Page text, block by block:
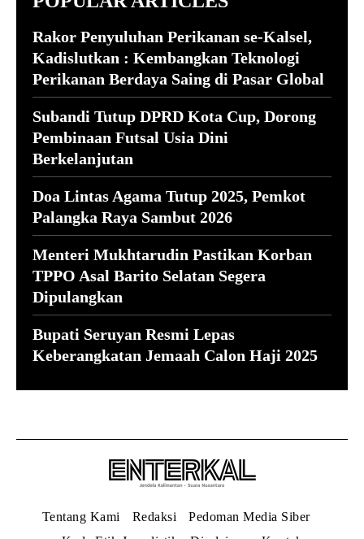
Rakor Penyuluhan Perikanan se-Kalsel,
Kadislutkan : Kembangkan Teknologi
Perikanan Berdaya Saing di Pasar Global
Subandi Tutup DPRD Kota Cup, Dorong
Pembinaan Futsal Usia Dini
Berkelanjutan
Doa Lintas Agama Tutup 2025, Pemkot
Palangka Raya Sambut 2026
Menteri Mukhtarudin Pastikan Korban
TPPO Asal Barito Selatan Segera
Dipulangkan
Bupati Seruyan Resmi Lepas
Keberangkatan Jemaah Calon Haji 2025
Tentang Kami Redaksi
Pedoman Media Siber